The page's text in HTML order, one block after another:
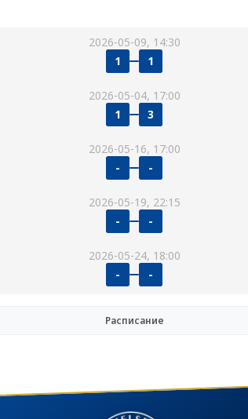
2026-05-09, 14:30
1 1
2026-05-04, 17:00
1 3
2026-05-16, 17:00
- -
2026-05-19, 22:15
- -
2026-05-24, 18:00
- -
Расписание